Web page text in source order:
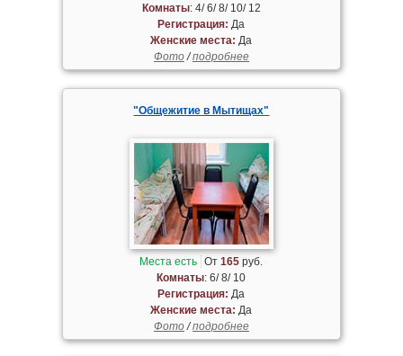
Комнаты: 4/ 6/ 8/ 10/ 12
Регистрация: Да
Женские места: Да
Фото/подробнее
"Общежитие в Мытищах"
Места есть От165 руб.
Комнаты: 6/ 8/ 10
Регистрация: Да
Женские места: Да
Фото/подробнее